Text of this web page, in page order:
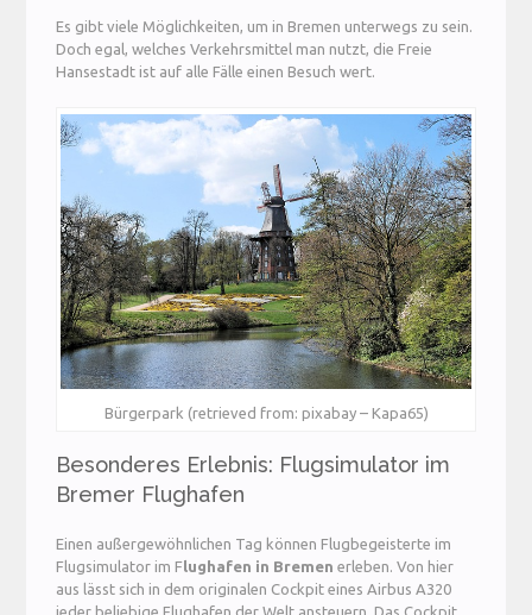
Es gibt viele Möglichkeiten, um in Bremen unterwegs zu sein.
Doch egal, welches Verkehrsmittel man nutzt, die Freie
Hansestadt ist auf alle Fälle einen Besuch wert.
Bürgerpark (retrieved from: pixabay – Kapa65)
Besonderes Erlebnis: Flugsimulator im
Bremer Flughafen
Einen außergewöhnlichen Tag können Flugbegeisterte im
Flugsimulator im Flughafen in Bremen erleben. Von hier
aus lässt sich in dem originalen Cockpit eines Airbus A320
jeder beliebige Flughafen der Welt ansteuern. Das Cockpit